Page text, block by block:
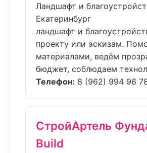
Ландшафт и
Екатеринбург
ландшафт и
проекту или эскизам.
материалами, ведём
бюджет, соблюдаем
Телефон: 8 (962) 994 96
СтройАртель
Build